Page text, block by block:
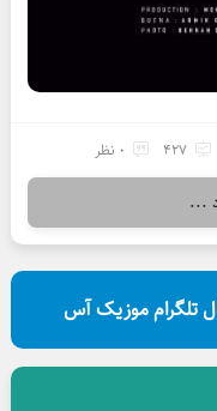
427 0 نظر
...
تلگرام موزیک آس